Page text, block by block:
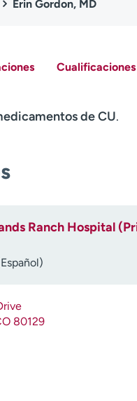
Erin Gordon, MD
de CU.
Ranch Hospital
80129